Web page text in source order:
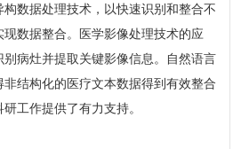
数据处理技术，以快速识别和整合不
数据整合。医学影像处理技术的应
别病灶并提取关键影像信息。自然语言
结构化的医疗文本数据得到有效整合
工作提供了有力支持。